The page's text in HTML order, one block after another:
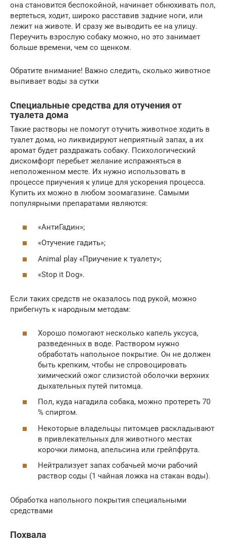
она становится беспокойной, начинает обнюхивать пол,
вертеться, ходит, широко расставив задние ноги, или
лежит на животе. И сразу же выводить ее на улицу.
Переучить взрослую собаку можно, но это занимает
больше времени, чем со щенком.
Обратите внимание! Важно следить, сколько животное
выпивает воды за сутки
Специальные средства для отучения от
туалета дома
Такие растворы не помогут отучить животное ходить в
туалет дома, но ликвидируют неприятный запах, а их
аромат будет раздражать собаку. Психологический
дискомфорт перебьет желание испражняться в
неположенном месте. Их нужно использовать в
процессе приучения к улице для ускорения процесса.
Купить их можно в любом зоомагазине. Самыми
популярными препаратами являются:
«АнтиГадин»;
«Отучение гадить»;
Animal play «Приучение к туалету»;
«Stop it Dog».
Если таких средств не оказалось под рукой, можно
прибегнуть к народным методам:
Хорошо помогают несколько капель уксуса,
разведенных в воде. Раствором нужно
обработать напольное покрытие. Он не должен
быть крепким, чтобы не спровоцировать
химический ожог слизистой оболочки верхних
дыхательных путей питомца.
Пол, куда нагадила собака, можно протереть 70
% спиртом.
Некоторые владельцы питомцев раскладывают
в привлекательных для животного местах
корочки лимона, апельсина или грейпфрута.
Нейтрализует запах собачьей мочи рабочий
раствор соды (1 чайная ложка на стакан воды).
Обработка напольного покрытия специальными
средствами
Похвала